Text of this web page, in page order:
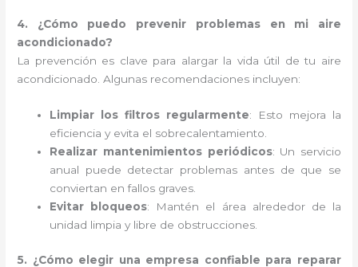
4. ¿Cómo puedo prevenir problemas en mi aire
acondicionado?
La prevención es clave para alargar la vida útil de tu aire
acondicionado. Algunas recomendaciones incluyen:
Limpiar los filtros regularmente: Esto mejora la
eficiencia y evita el sobrecalentamiento.
Realizar mantenimientos periódicos: Un servicio
anual puede detectar problemas antes de que se
conviertan en fallos graves.
Evitar bloqueos: Mantén el área alrededor de la
unidad limpia y libre de obstrucciones.
5. ¿Cómo elegir una empresa confiable para reparar